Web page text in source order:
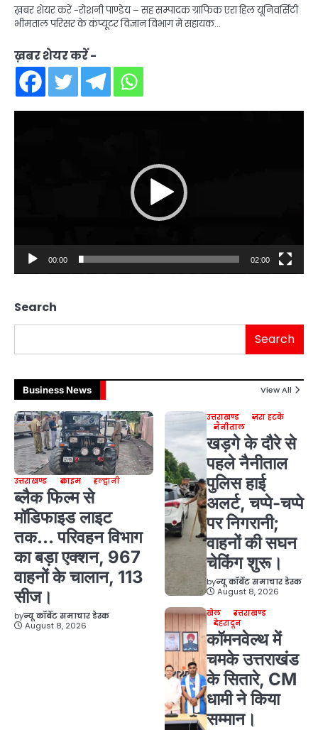
ख़बर शेयर करें -रोशनी पाण्डेय – सह सम्पादक ग्राफिक एरा हिल यूनिवर्सिटी
भीमताल परिसर के कंप्यूटर विज्ञान विभाग में सहायक…
ख़बर शेयर करें -
00:00 02:00
Search
Search
Business News View All
उत्तराखण्ड क्राइम हल्द्वानी
ब्लैक फिल्म से
मॉडिफाइड लाइट
तक… परिवहन विभाग
का बड़ा एक्शन, 967
वाहनों के चालान, 113
सीज।
byन्यू कॉर्बेट समाचार डेस्क
August 8, 2026
उत्तराखण्ड
ज़रा हटके
नैनीताल
खड़गे के दौरे से
पहले नैनीताल
पुलिस हाई
अलर्ट, चप्पे-चप्पे
पर निगरानी;
वाहनों की सघन
चेकिंग शुरू।
byन्यू कॉर्बेट समाचार डेस्क
August 8, 2026
खेल
उत्तराखण्ड
देहरादून
कॉमनवेल्थ में
चमके उत्तराखंड
के सितारे, CM
धामी ने किया
सम्मान।